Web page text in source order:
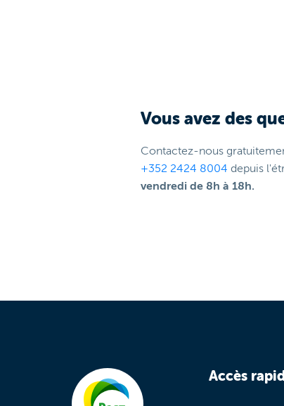
Vous avez des
Contactez-nous
+352 2424 8004 depuis
vendredi de 8h à 18h.
Accès